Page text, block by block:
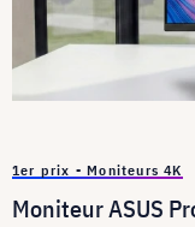
1er prix - Moniteurs 4K
Moniteur ASUS